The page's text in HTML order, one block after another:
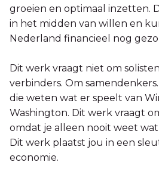
groeien en optimaal inzetten.
in het midden van willen en
Nederland financieel nog
Dit werk vraagt niet om
verbinders. Om
die weten wat er speelt van
Washington. Dit werk vraagt
omdat je alleen nooit weet wat
Dit werk plaatst jou in een
economie.